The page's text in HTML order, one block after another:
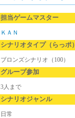
担当ゲームマスター
ＫＡＮ
シナリオタイプ（らっポ）
ブロンズシナリオ（100）
グループ参加
3人まで
シナリオジャンル
日常